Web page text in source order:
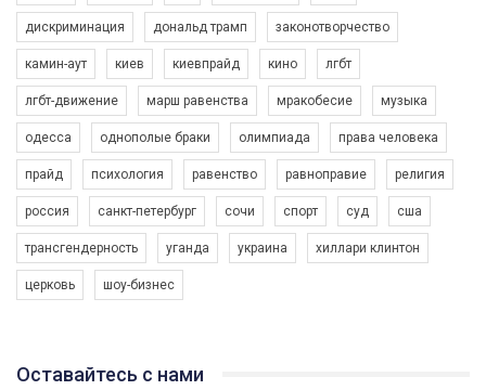
Зупинимо насильство проти ЛГБТ в Україні! Stop violence against LGBT in Ukraine!
6/30/2017
Емоційний та вражаючий промо-ролік на конкурс PACT, який
представляє програму "Гей-альянс Україна" з протидії
насильству проти ЛГБТ в Україні.
Ми просимо вашої підтримки, щоб реалізувати нашу
програму з боротьби з насильством проти ЛГБТ в Україні.
Якщо ти хочеш підтримати нас - просто натисни "лайк" під
best video, representing programme for the development of
1.9K Просмотров • 226 Нравится • 5 Комментариев
дискриминация дональд трамп законотворчество
камин-аут киев киевпрайд кино лгбт
лгбт-движение марш равенства мракобесие музыка
одесса однополые браки олимпиада права человека
прайд психология равенство равноправие религия
россия санкт-петербург сочи спорт суд сша
трансгендерность уганда украина хиллари клинтон
церковь шоу-бизнес
Оставайтесь с нами